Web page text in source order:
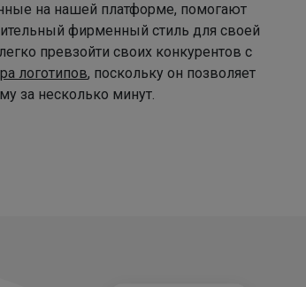
на нашей платформе, помогают
фирменный стиль для своей
превзойти своих конкурентов с
логотипов, поскольку он позволяет
за несколько минут.